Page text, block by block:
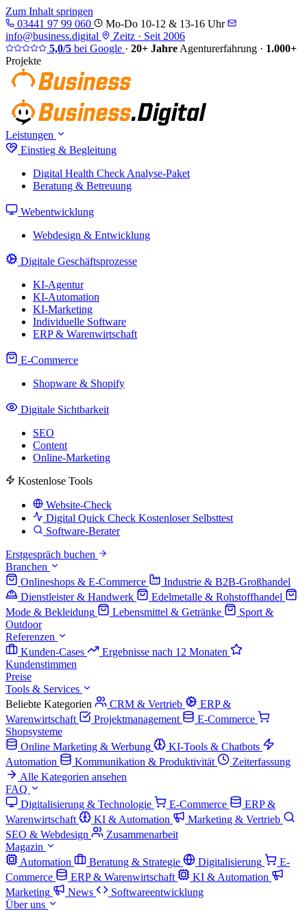
Zum Inhalt springen
03441 97 99 060
Mo-Do 10-12 & 13-16 Uhr
info@business.digital
Zeitz · Seit 2006
5,0/5 bei Google · 20+ Jahre Agenturerfahrung · 1.000+
Projekte
Leistungen
Einstieg & Begleitung
Digital Health Check Analyse-Paket
Beratung & Betreuung
Webentwicklung
Webdesign & Entwicklung
Digitale Geschäftsprozesse
KI-Agentur
KI-Automation
KI-Marketing
Individuelle Software
ERP & Warenwirtschaft
E-Commerce
Shopware & Shopify
Digitale Sichtbarkeit
SEO
Content
Online-Marketing
Kostenlose Tools
Website-Check
Digital Quick Check Kostenloser Selbsttest
Software-Berater
Erstgespräch buchen
Branchen
Onlineshops & E-Commerce
Industrie & B2B-Großhandel
Dienstleister & Handwerk
Edelmetalle & Rohstoffhandel
Mode & Bekleidung
Lebensmittel & Getränke
Sport &
Outdoor
Referenzen
Kunden-Cases
Ergebnisse nach 12 Monaten
Kundenstimmen
Preise
Tools & Services
Beliebte Kategorien
CRM & Vertrieb
ERP &
Warenwirtschaft
Projektmanagement
E-Commerce
Shopsysteme
Online Marketing & Werbung
KI-Tools & Chatbots
Automation
Kommunikation & Produktivität
Zeiterfassung
Alle Kategorien ansehen
FAQ
Digitalisierung & Technologie
E-Commerce
ERP &
Warenwirtschaft
KI & Automation
Marketing & Vertrieb
SEO & Webdesign
Zusammenarbeit
Magazin
Automation
Beratung & Strategie Digitalisierung
E-
Commerce
ERP & Warenwirtschaft
KI & Automation
Marketing
News
Softwareentwicklung
Über uns